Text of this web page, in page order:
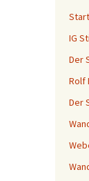
IG
Der
Rolf
Der